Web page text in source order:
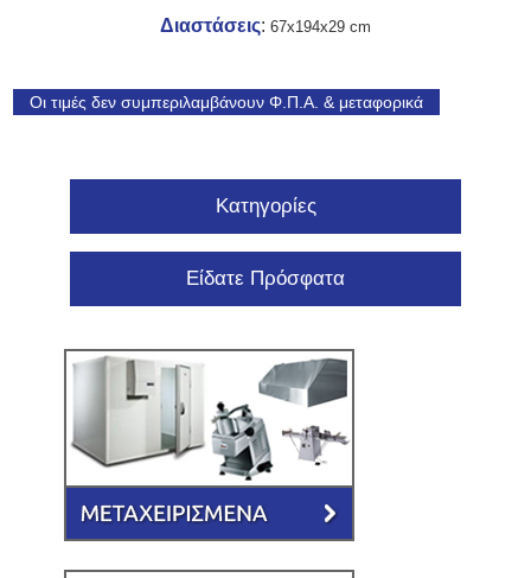
Διαστάσεις: 67x194x29 cm
Οι τιμές δεν συμπεριλαμβάνουν Φ.Π.Α. & μεταφορικά
Κατηγορίες
Είδατε Πρόσφατα